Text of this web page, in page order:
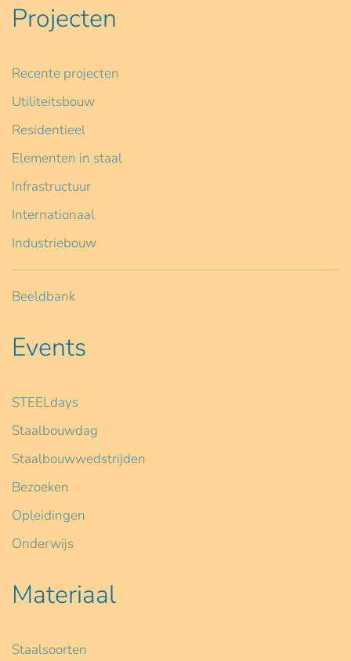
Projecten
Recente projecten
Utiliteitsbouw
Residentieel
Elementen in staal
Infrastructuur
Internationaal
Industriebouw
Beeldbank
Events
STEELdays
Staalbouwdag
Staalbouwwedstrijden
Bezoeken
Opleidingen
Onderwijs
Materiaal
Staalsoorten